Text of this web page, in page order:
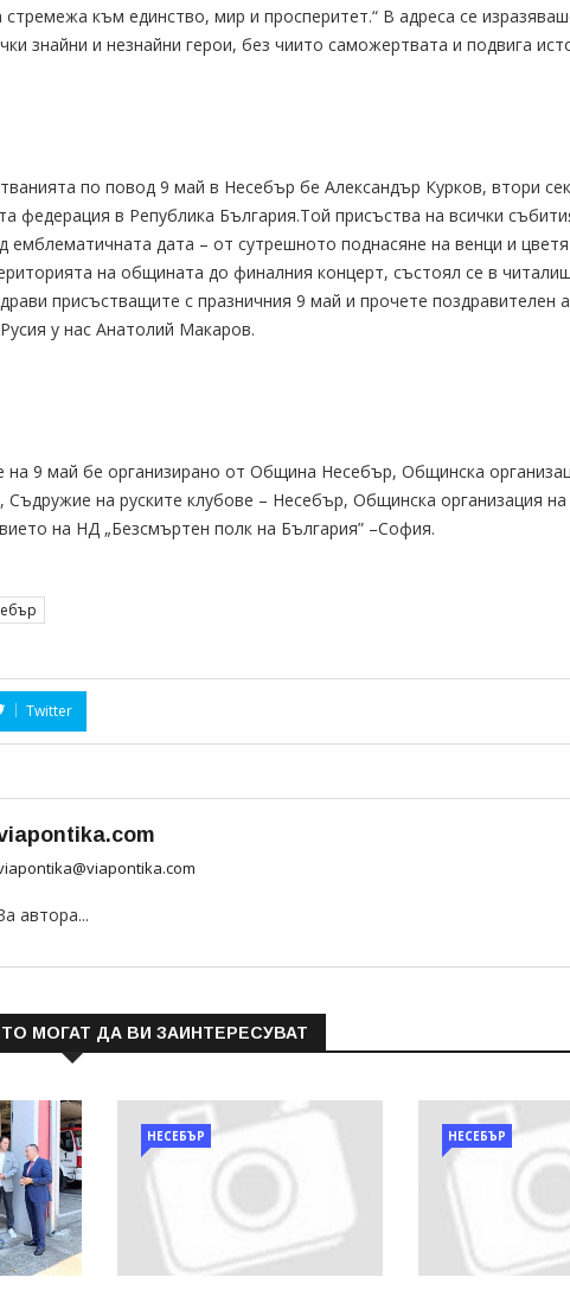
към единство, мир и просперитет.“ В адреса се
знайни и незнайни герои, без чиито саможертвата и подвига
по повод 9 май в Несебър бе Александър Курков, втори
федерация в Република България.Той присъства на всички
емблематичната дата – от сутрешното поднасяне на венци и
на общината до финалния концерт, състоял се в
присъстващите с празничния 9 май и прочете поздравителен
у нас Анатолий Макаров.
на 9 май бе организирано от Община Несебър, Общинска
Съдружие на руските клубове – Несебър, Общинска организация
на НД „Безсмъртен полк на България” –София.
Twitter
автора...
МОГАТ ДА ВИ ЗАИНТЕРЕСУВАТ
НЕСЕБЪР НЕСЕБЪР